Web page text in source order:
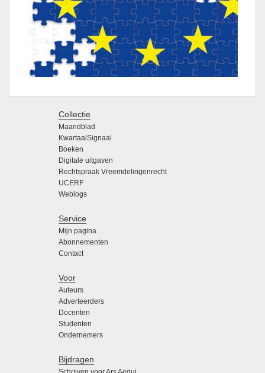
Collectie
Maandblad
KwartaalSignaal
Boeken
Digitale uitgaven
Rechtspraak Vreemdelingenrecht
UCERF
Weblogs
Service
Mijn pagina
Abonnementen
Contact
Voor
Auteurs
Adverteerders
Docenten
Studenten
Ondernemers
Bijdragen